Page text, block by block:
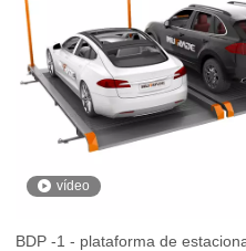
vídeo
BDP -1 - plataforma de